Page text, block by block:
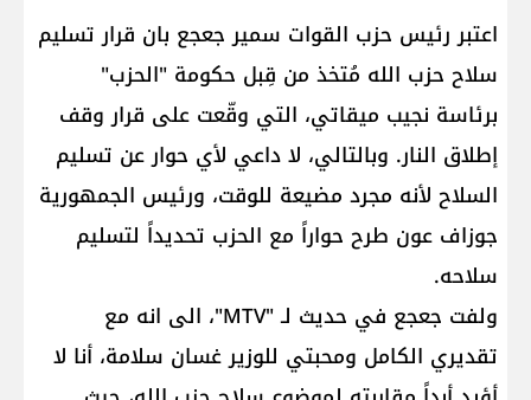
اعتبر رئيس حزب القوات سمير جعجع بان قرار تسليم
سلاح حزب الله مُتخذ من قِبل حكومة "الحزب"
برئاسة نجيب ميقاتي، التي وقّعت على قرار وقف
إطلاق النار. وبالتالي، لا داعي لأي حوار عن تسليم
السلاح لأنه مجرد مضيعة للوقت، ورئيس الجمهورية
جوزاف عون طرح حواراً مع الحزب تحديداً لتسليم
سلاحه.
ولفت جعجع في حديث لـ "MTV"، الى انه مع
تقديري الكامل ومحبتي للوزير غسان سلامة، أنا لا